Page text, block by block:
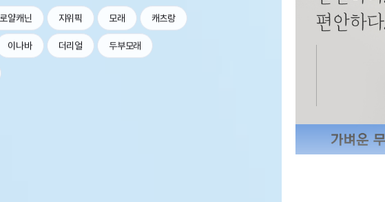
로얄캐닌 지위픽 모래 캐츠랑
이나바 더리얼 두부모래